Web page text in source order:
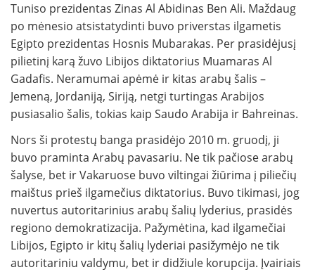
Tuniso prezidentas Zinas Al Abidinas Ben Ali. Maždaug
po mėnesio atsistatydinti buvo priverstas ilgametis
Egipto prezidentas Hosnis Mubarakas. Per prasidėjusį
pilietinį karą žuvo Libijos diktatorius Muamaras Al
Gadafis. Neramumai apėmė ir kitas arabų šalis –
Jemeną, Jordaniją, Siriją, netgi turtingas Arabijos
pusiasalio šalis, tokias kaip Saudo Arabija ir Bahreinas.
Nors ši protestų banga prasidėjo 2010 m. gruodį, ji
buvo praminta Arabų pavasariu. Ne tik pačiose arabų
šalyse, bet ir Vakaruose buvo viltingai žiūrima į piliečių
maištus prieš ilgamečius diktatorius. Buvo tikimasi, jog
nuvertus autoritarinius arabų šalių lyderius, prasidės
regiono demokratizacija. Pažymėtina, kad ilgamečiai
Libijos, Egipto ir kitų šalių lyderiai pasižymėjo ne tik
autoritariniu valdymu, bet ir didžiule korupcija. Įvairiais